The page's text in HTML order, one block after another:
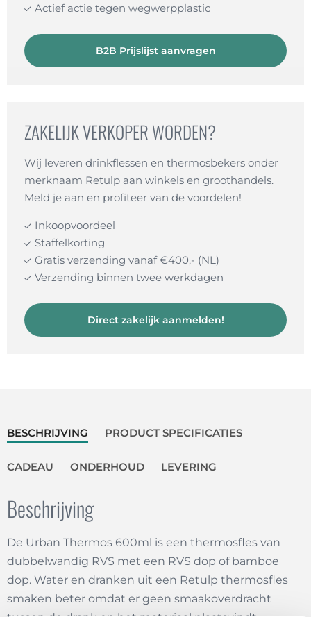
Actief actie tegen wegwerpplastic
B2B Prijslijst aanvragen
ZAKELIJK VERKOPER WORDEN?
Wij leveren drinkflessen en thermosbekers onder
merknaam Retulp aan winkels en groothandels.
Meld je aan en profiteer van de voordelen!
Inkoopvoordeel
Staffelkorting
Gratis verzending vanaf €400,- (NL)
Verzending binnen twee werkdagen
Direct zakelijk aanmelden!
BESCHRIJVING PRODUCT SPECIFICATIES
CADEAU ONDERHOUD LEVERING
Beschrijving
De Urban Thermos 600ml is een thermosfles van
dubbelwandig RVS met een RVS dop of bamboe
dop. Water en dranken uit een Retulp thermosfles
smaken beter omdat er geen smaakoverdracht